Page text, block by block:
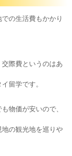
の生活費もかかり
際費というのはあ
留学です。
物価が安いので、
の観光地を巡りや